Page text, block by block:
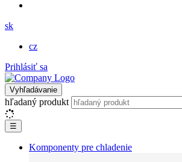
sk
cz
Prihlásiť sa
Vyhľadávanie
hľadaný produkt
☰
Komponenty pre chladenie